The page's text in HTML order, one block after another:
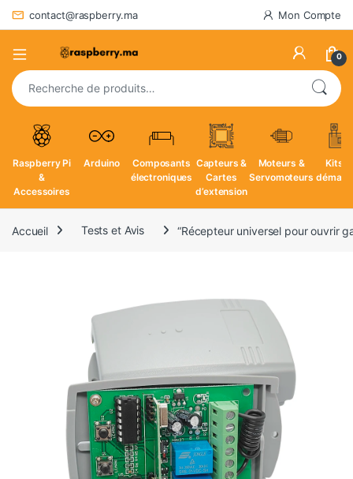
contact@raspberry.ma Mon Compte
0
Recherche pour :
Raspberry Pi
&
Accessoires
Arduino
Composants
électroniques
Capteurs &
Cartes
d’extension
Moteurs &
Servomoteurs
Kits
Accueil Tests et Avis “Récepteur universel pour ouvrir